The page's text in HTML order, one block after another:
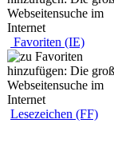
Favoriten (IE)
Lesezeichen (FF)